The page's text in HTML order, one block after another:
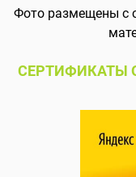
Фото размещены с
СЕРТИФИКАТЫ